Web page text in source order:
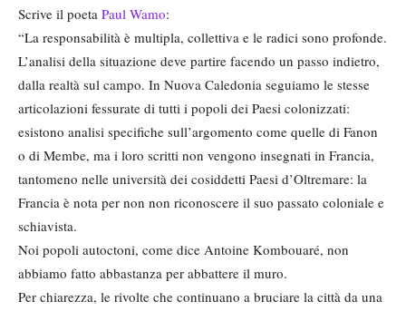
Scrive il poeta Paul Wamo:
“La responsabilità è multipla, collettiva e le radici sono profonde.
L’analisi della situazione deve partire facendo un passo indietro,
dalla realtà sul campo. In Nuova Caledonia seguiamo le stesse
articolazioni fessurate di tutti i popoli dei Paesi colonizzati:
esistono analisi specifiche sull’argomento come quelle di Fanon
o di Membe, ma i loro scritti non vengono insegnati in Francia,
tantomeno nelle università dei cosiddetti Paesi d’Oltremare: la
Francia è nota per non non riconoscere il suo passato coloniale e
schiavista.
Noi popoli autoctoni, come dice Antoine Kombouaré, non
abbiamo fatto abbastanza per abbattere il muro.
Per chiarezza, le rivolte che continuano a bruciare la città da una